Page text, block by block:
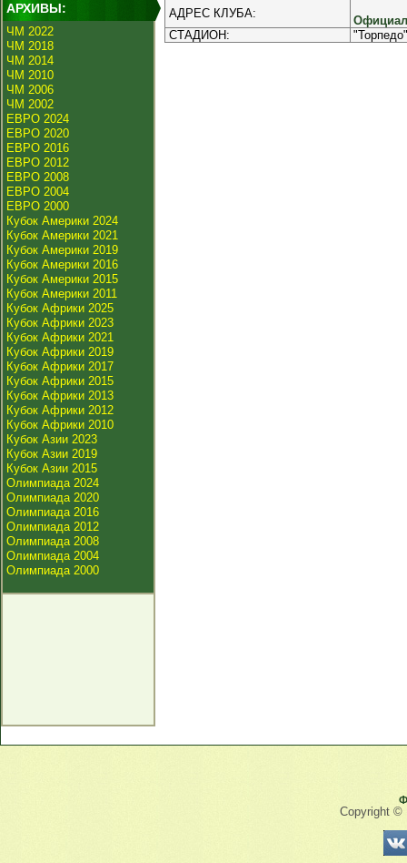
АРХИВЫ:
ЧМ 2022
ЧМ 2018
ЧМ 2014
ЧМ 2010
ЧМ 2006
ЧМ 2002
ЕВРО 2024
ЕВРО 2020
ЕВРО 2016
ЕВРО 2012
ЕВРО 2008
ЕВРО 2004
ЕВРО 2000
Кубок Америки 2024
Кубок Америки 2021
Кубок Америки 2019
Кубок Америки 2016
Кубок Америки 2015
Кубок Америки 2011
Кубок Африки 2025
Кубок Африки 2023
Кубок Африки 2021
Кубок Африки 2019
Кубок Африки 2017
Кубок Африки 2015
Кубок Африки 2013
Кубок Африки 2012
Кубок Африки 2010
Кубок Азии 2023
Кубок Азии 2019
Кубок Азии 2015
Олимпиада 2024
Олимпиада 2020
Олимпиада 2016
Олимпиада 2012
Олимпиада 2008
Олимпиада 2004
Олимпиада 2000
АДРЕС КЛУБА:
СТАДИОН:
Copyright ©